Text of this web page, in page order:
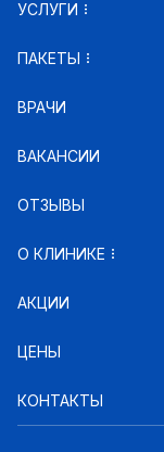
УСЛУГИ
ПАКЕТЫ
ВРАЧИ
ВАКАНСИИ
ОТЗЫВЫ
О КЛИНИКЕ
АКЦИИ
ЦЕНЫ
КОНТАКТЫ